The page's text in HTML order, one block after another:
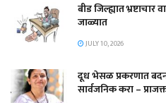
बीड जिल्ह्यात
जाळ्यात
JULY 10, 2026
दूध भेसळ प्रकरणात
सार्वजनिक करा –